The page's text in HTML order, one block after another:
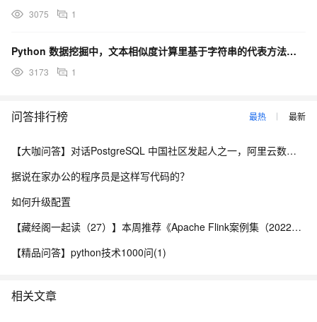
3075 1
Python 数据挖掘中，文本相似度计算里基于字符串的代表方法有哪些呢？
3173 1
问答排行榜 最热 最新
【大咖问答】对话PostgreSQL 中国社区发起人之一，阿里云数据库高级专家 德哥
据说在家办公的程序员是这样写代码的？
如何升级配置
【藏经阁一起读（27）】本周推荐《Apache Flink案例集（2022版）》，你有哪些心得？
【精品问答】python技术1000问(1)
相关文章